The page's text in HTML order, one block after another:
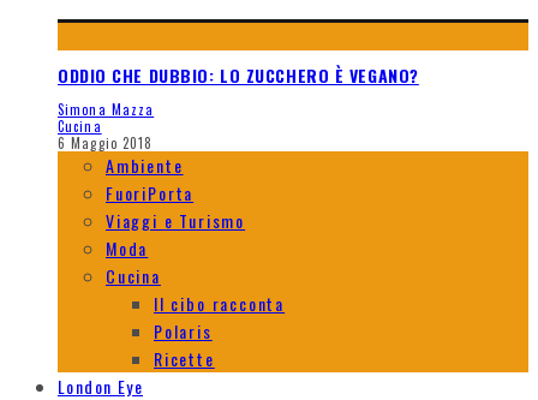
ODDIO CHE DUBBIO: LO ZUCCHERO È VEGANO?
Simona Mazza
Cucina
6 Maggio 2018
Ambiente
FuoriPorta
Viaggi e Turismo
Moda
Cucina
Il cibo racconta
Polaris
Ricette
London Eye